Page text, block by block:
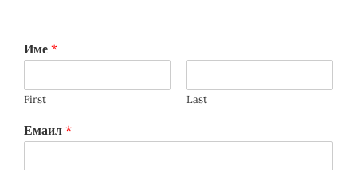
Име *
First Last
Емаил *